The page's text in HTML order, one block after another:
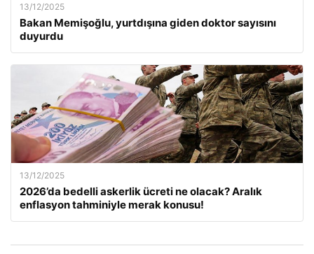
13/12/2025
Bakan Memişoğlu, yurtdışına giden doktor sayısını
duyurdu
13/12/2025
2026’da bedelli askerlik ücreti ne olacak? Aralık
enflasyon tahminiyle merak konusu!